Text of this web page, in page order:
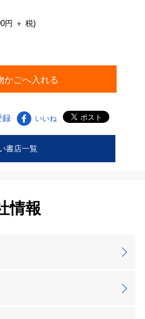
円 ＋ 税)
録 いいね
書店一覧
情報